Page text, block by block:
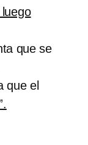
que se
que el